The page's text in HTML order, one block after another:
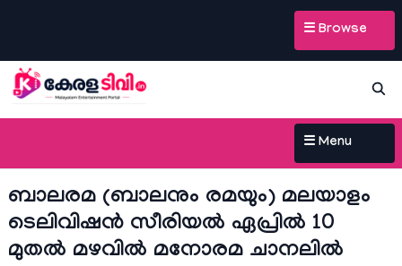
☰ Browse
☰ Menu
ബാലരമ (ബാലനും രമയും) മലയാളം
ടെലിവിഷന്‍ സീരിയല്‍ ഏപ്രില്‍ 10
മുതല്‍ മഴവില്‍ മനോരമ ചാനലില്‍